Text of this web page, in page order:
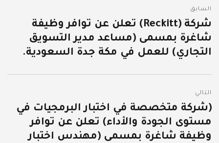
المقالات
السابق
المقالة
السابقة:
شركة (Reckitt) تعلن عن توافر وظيفة
شاغرة بمسمى (مساعد مدير التسويق
التجاري) للعمل في مكة جدة السعودية.
التالي
المقالة
التالية:
(شركة متخصصة في اختبار البرمجيات في
مستوى الجودة والأداء) تعلن عن توافر
وظيفة شاغرة بمسمى (مهندس اختبار